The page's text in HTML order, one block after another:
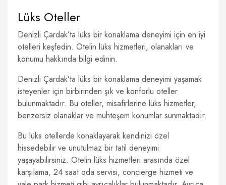
Lüks Oteller
Denizli Çardak’ta lüks bir konaklama deneyimi için en iyi
otelleri keşfedin. Otelin lüks hizmetleri, olanakları ve
konumu hakkında bilgi edinin.
Denizli Çardak’ta lüks bir konaklama deneyimi yaşamak
isteyenler için birbirinden şık ve konforlu oteller
bulunmaktadır. Bu oteller, misafirlerine lüks hizmetler,
benzersiz olanaklar ve muhteşem konumlar sunmaktadır.
Bu lüks otellerde konaklayarak kendinizi özel
hissedebilir ve unutulmaz bir tatil deneyimi
yaşayabilirsiniz. Otelin lüks hizmetleri arasında özel
karşılama, 24 saat oda servisi, concierge hizmeti ve